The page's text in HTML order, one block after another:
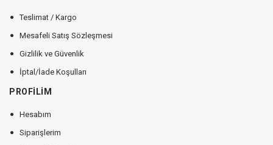
Teslimat / Kargo
Mesafeli Satış Sözleşmesi
Gizlilik ve Güvenlik
İptal/İade Koşulları
PROFİLİM
Hesabım
Siparişlerim